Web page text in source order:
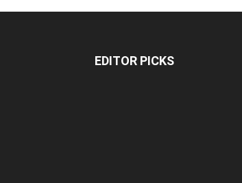
EDITOR PICKS